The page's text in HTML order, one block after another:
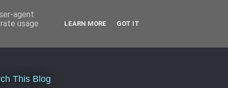
This Blog
agent
usage
LEARN MORE GOT IT